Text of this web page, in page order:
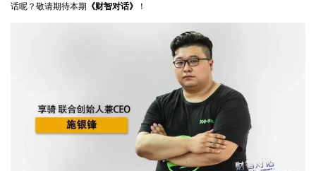
话呢？敬请期待本期 《财智对话》 ！